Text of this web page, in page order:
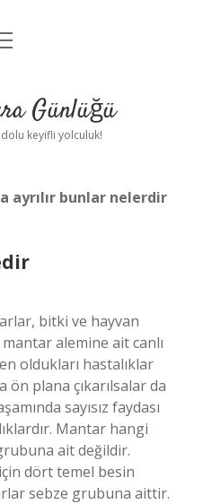
Günlüğü
keyifli yolculuk!
ayrılır bunlar nelerdir
bitki ve hayvan
alemine ait canlı
oldukları hastalıklar
ön plana çıkarılsalar da
sayısız faydası
Mantar hangi
ait değildir.
için dört temel besin
sebze grubuna aittir.